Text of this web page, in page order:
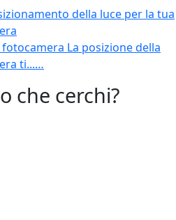
della luce per la tua
La posizione della
ti...…
che cerchi?